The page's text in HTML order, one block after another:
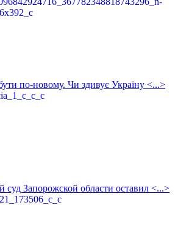
по-новому. Чи здивує Україну <...>
Запорожской области оставил <...>